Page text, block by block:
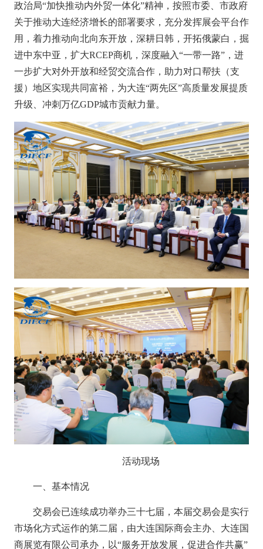
政治局“加快推动内外贸一体化”精神，按照市委、市政府
关于推动大连经济增长的部署要求，充分发挥展会平台作
用，着力推动向北向东开放，深耕日韩，开拓俄蒙白，掘
进中东中亚，扩大RCEP商机，深度融入“一带一路”，进
一步扩大对外开放和经贸交流合作，助力对口帮扶（支
援）地区实现共同富裕，为大连“两先区”高质量发展提质
升级、冲刺万亿GDP城市贡献力量。
活动现场
一、 基本情况
交易会已连续成功举办三十七届，本届交易会是实行
市场化方式运作的第二届，由大连国际商会主办、大连国
商展览有限公司承办，以“服务开放发展，促进合作共赢”